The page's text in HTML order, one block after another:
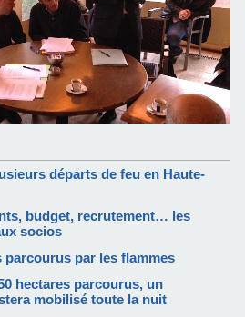
départs de feu en Haute-
budget, recrutement… les
socios
parcourus par les flammes
hectares parcourus, un
mobilisé toute la nuit